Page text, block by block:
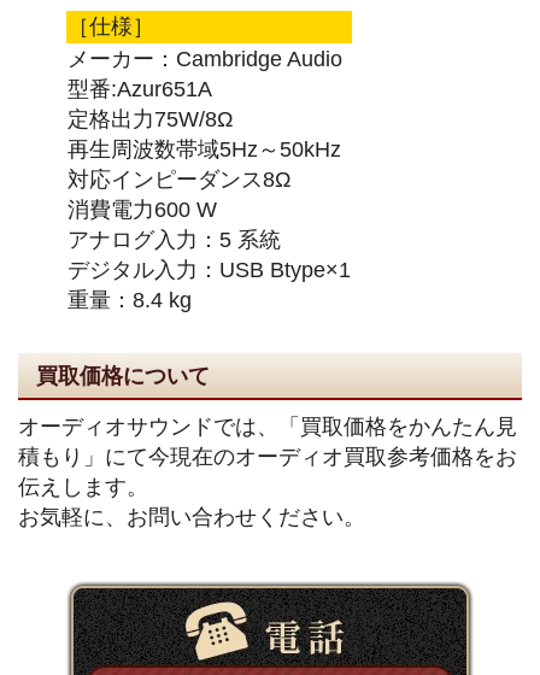
［仕様］
メーカー：Cambridge Audio
型番:Azur651A
定格出力75W/8Ω
再生周波数帯域5Hz～50kHz
対応インピーダンス8Ω
消費電力600 W
アナログ入力：5 系統
デジタル入力：USB Btype×1
重量：8.4 kg
買取価格について
オーディオサウンドでは、「買取価格をかんたん見
積もり」にて今現在のオーディオ買取参考価格をお
伝えします。
お気軽に、お問い合わせください。